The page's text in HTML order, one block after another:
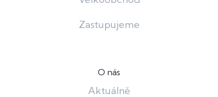
Zastupujeme
O nás
Aktuálně